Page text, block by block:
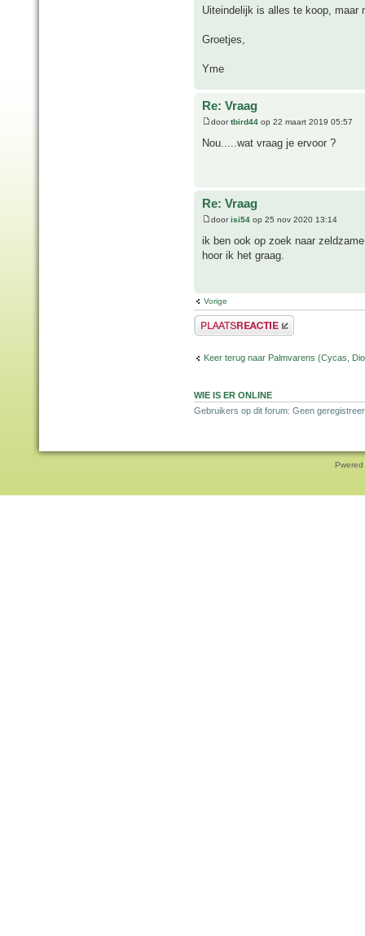
Uiteindelijk is alles te koop,
Groetjes,
Yme
Re: Vraag
doortbird44 op 22 maart 2019 05:57
Nou.....wat vraag je ervoor ?
Re: Vraag
doorisi54 op 25 nov 2020 13:14
ik ben ook op zoek naar
hoor ik het graag.
Vorige
Plaats een reactie
Keer terug naar Palmvarens (Cycas,
WIE IS ER ONLINE
Gebruikers op dit forum: Geen